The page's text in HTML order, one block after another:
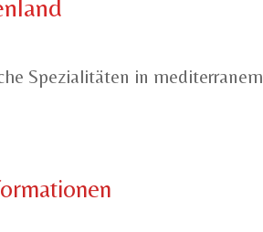
Spezialitäten in mediterranem